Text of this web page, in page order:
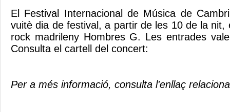
El Festival Internacional de Música de
vuitè dia de festival, a partir de les 10 de la nit,
rock madrileny Hombres G. Les entrades
Consulta el cartell del concert:
Per a més informació, consulta l'enllaç